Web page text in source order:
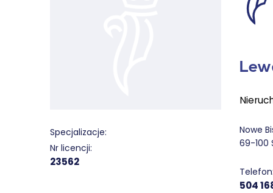
Specjalizacje:
Nr licencji:
23562
Nowe
69-100
Telefon:
504